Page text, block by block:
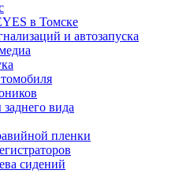
в Томске
и автозапуска
вида
пленки
сидений